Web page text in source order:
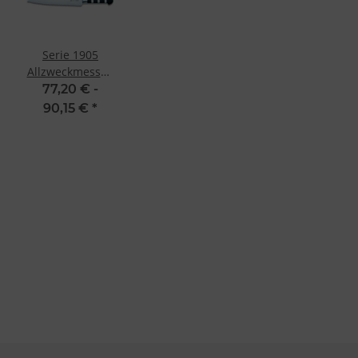
Serie 1905
Allzweckmesser,
21 cm von F.
Dick
77,20 € -
90,15 € *